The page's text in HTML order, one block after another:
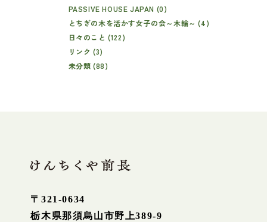
PASSIVE HOUSE JAPAN (0)
とちぎの木を活かす女子の会～木輪～ (4)
日々のこと (122)
リンク (3)
未分類 (88)
〒321-0634
栃木県那須烏山市野上389-9